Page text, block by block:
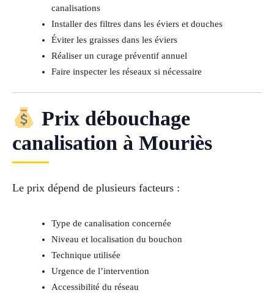
canalisations
Installer des filtres dans les éviers et douches
Éviter les graisses dans les éviers
Réaliser un curage préventif annuel
Faire inspecter les réseaux si nécessaire
Prix débouchage
canalisation à Mouriès
Le prix dépend de plusieurs facteurs :
Type de canalisation concernée
Niveau et localisation du bouchon
Technique utilisée
Urgence de l’intervention
Accessibilité du réseau